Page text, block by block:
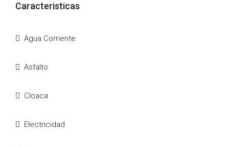
Caracteristicas
Agua Corriente
Asfalto
Cloaca
Electricidad